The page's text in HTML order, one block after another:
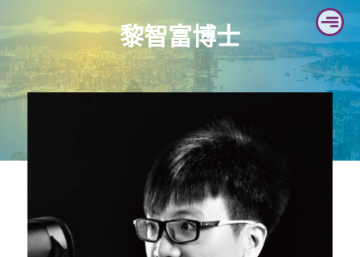
content
黎智富博士